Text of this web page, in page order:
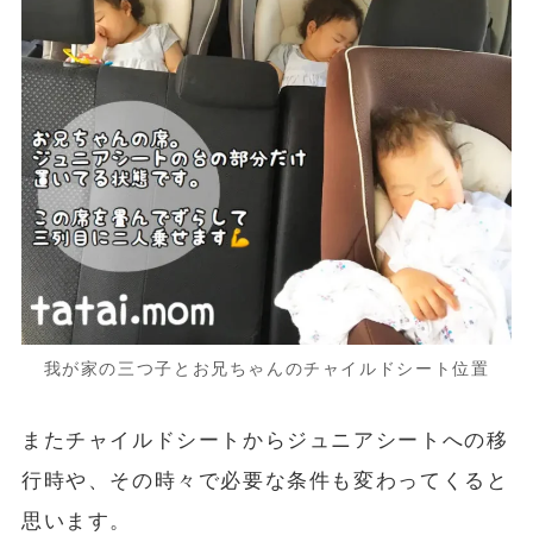
我が家の三つ子とお兄ちゃんのチャイルドシート位置
またチャイルドシートからジュニアシートへの移
行時や、その時々で必要な条件も変わってくると
思います。